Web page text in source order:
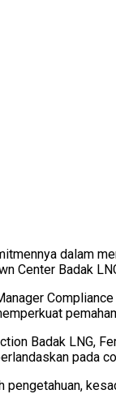
dalam
Center Badak
Badak LNG,
pada
pengetahuan,